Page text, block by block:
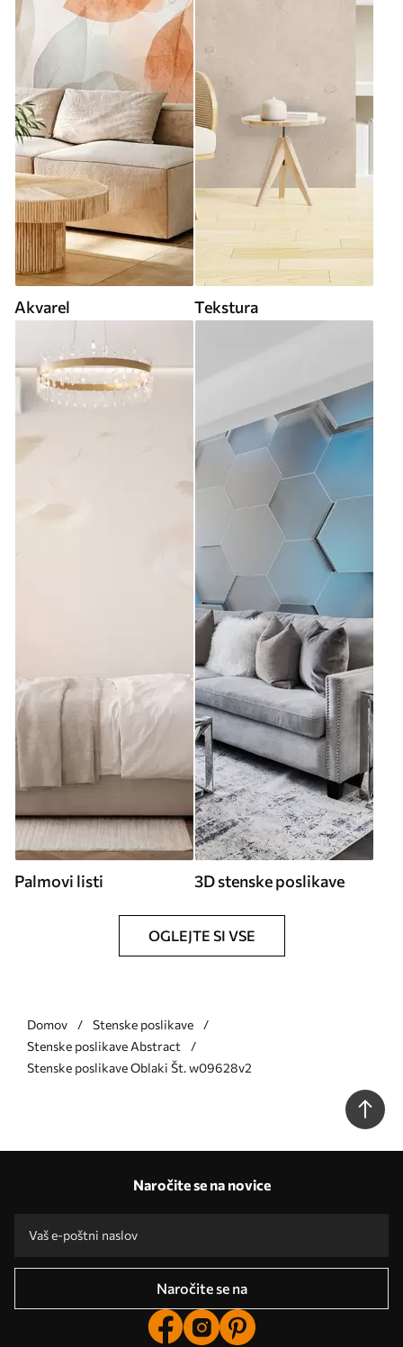
Akvarel Tekstura
Palmovi listi 3D stenske poslikave
OGLEJTE SI VSE
Domov
Stenske poslikave
Stenske poslikave Abstract
Stenske poslikave Oblaki Št. w09628v2
Naročite se na novice
Naročite se na